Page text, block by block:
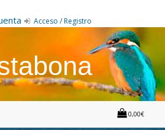
Acceso / Registro
0,00€